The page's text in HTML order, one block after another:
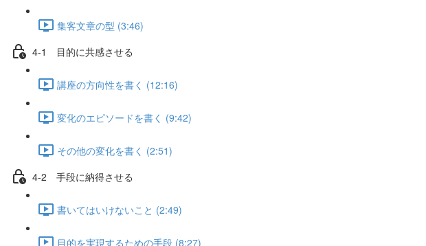
集客文章の型 (3:46)
4-1 目的に共感させる
講座の方向性を書く (12:16)
変化のエピソードを書く (9:42)
その他の変化を書く (2:51)
4-2 手段に納得させる
書いてはいけないこと (2:49)
目的を実現するための手段 (8:27)